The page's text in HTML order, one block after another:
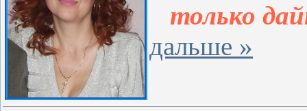
только
дальше »